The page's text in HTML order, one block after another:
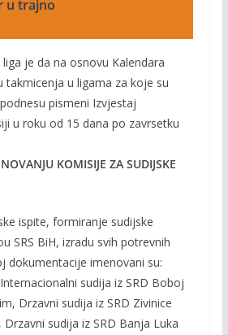
u trajno
je da na osnovu Kalendara
takmicenja u ligama za koje su
pismeni Izvjestaj
u roku od 15 dana po zavrsetku
KOMISIJE ZA SUDIJSKE
ispite, formiranje sudijske
SRS BiH, izradu svih potrevnih
dokumentacije imenovani su:
sudija iz SRD Boboj
Drzavni sudija iz SRD Zivinice
sudija iz SRD Banja Luka